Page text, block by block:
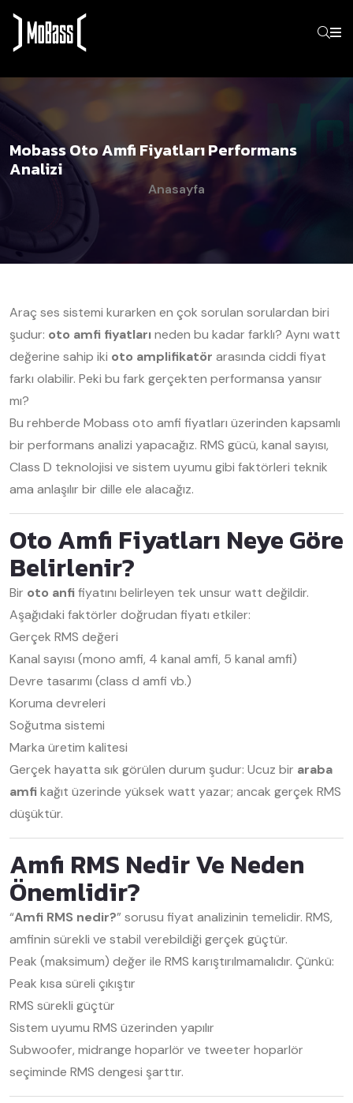
Mobass Oto Amfi Fiyatları Performans
Analizi
Anasayfa
Araç ses sistemi kurarken en çok sorulan sorulardan biri
şudur: oto amfi fiyatlarıneden bu kadar farklı? Aynı watt
değerine sahip iki oto amplifikatör arasında ciddi fiyat
farkı olabilir. Peki bu fark gerçekten performansa yansır
mı?
Bu rehberde Mobass oto amfi fiyatları üzerinden kapsamlı
bir performans analizi yapacağız. RMS gücü, kanal sayısı,
Class D teknolojisi ve sistem uyumu gibi faktörleri teknik
ama anlaşılır bir dille ele alacağız.
Oto Amfi Fiyatları Neye Göre
Belirlenir?
Bir oto anfifiyatını belirleyen tek unsur watt değildir.
Aşağıdaki faktörler doğrudan fiyatı etkiler:
Gerçek RMS değeri
Kanal sayısı (mono amfi, 4 kanal amfi, 5 kanal amfi)
Devre tasarımı (class d amfi vb.)
Koruma devreleri
Soğutma sistemi
Marka üretim kalitesi
Gerçek hayatta sık görülen durum şudur: Ucuz bir araba
amfikağıt üzerinde yüksek watt yazar; ancak gerçek RMS
düşüktür.
Amfi RMS Nedir Ve Neden
Önemlidir?
“Amfi RMS nedir?” sorusu fiyat analizinin temelidir. RMS,
amfinin sürekli ve stabil verebildiği gerçek güçtür.
Peak (maksimum) değer ile RMS karıştırılmamalıdır. Çünkü:
Peak kısa süreli çıkıştır
RMS sürekli güçtür
Sistem uyumu RMS üzerinden yapılır
Subwoofer, midrange hoparlör ve tweeter hoparlör
seçiminde RMS dengesi şarttır.